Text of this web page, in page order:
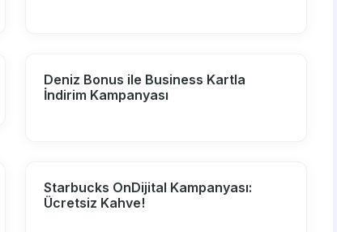
Deniz Bonus ile Business Kartla
İndirim Kampanyası
Starbucks OnDijital Kampanyası:
Ücretsiz Kahve!